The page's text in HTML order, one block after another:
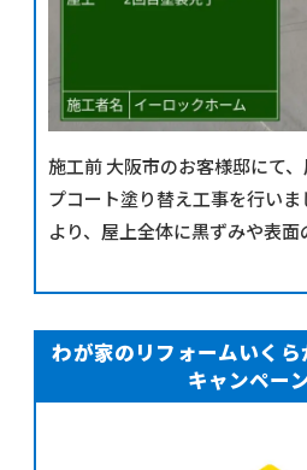
施工前 大阪市のお客様邸にて、屋上シート防水のトッ
プコート塗り替え工事を行い
より、屋上全体に黒ずみや表
ろそろメンテナンスをしてお
いたことから、今回の施工が
ト防水は定
わが家のリフォームいく
キャンペー